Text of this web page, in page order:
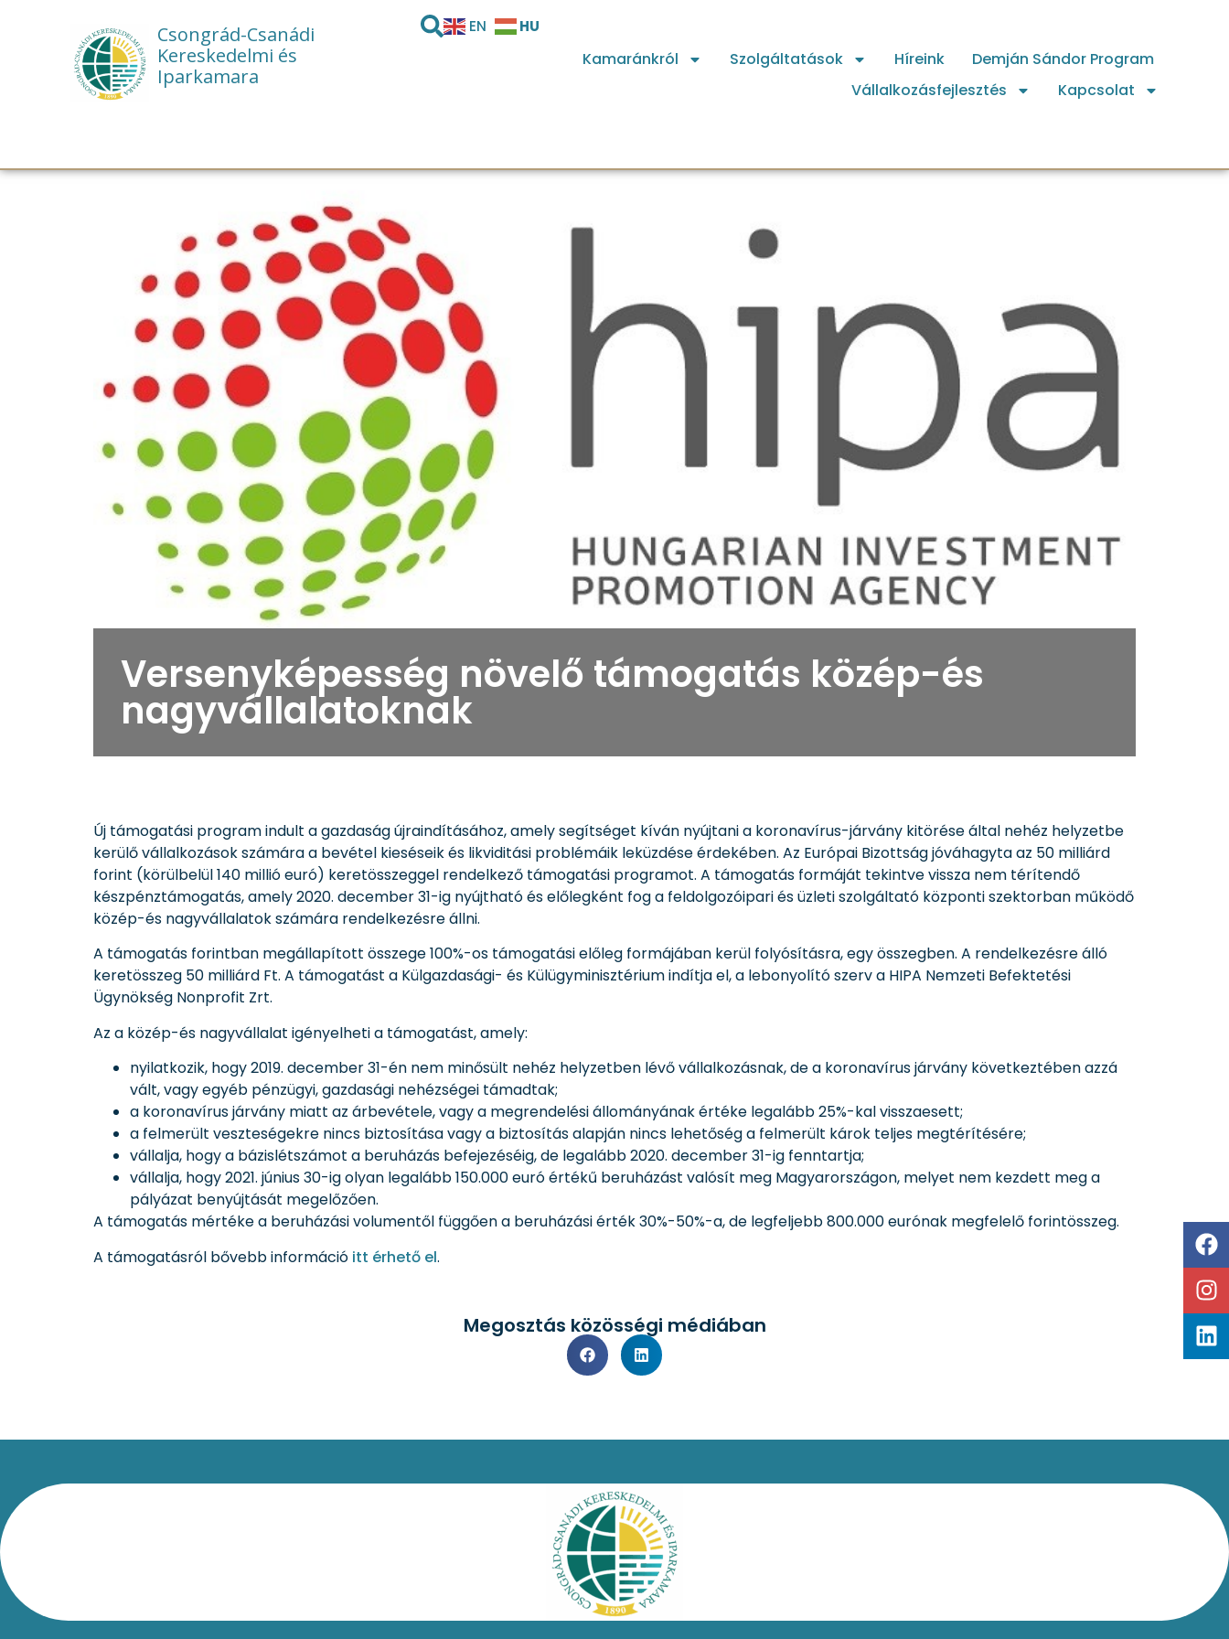
Csongrád-Csanádi
Kereskedelmi és
Iparkamara
EN HU
Kamaránkról Szolgáltatások Híreink
Demján Sándor Program
Vállalkozásfejlesztés
Kapcsolat
Versenyképesség növelő támogatás közép-és
nagyvállalatoknak
Új támogatási program indult a gazdaság újraindításához, amely segítséget kíván nyújtani a koronavírus-járvány kitörése által nehéz helyzetbe
kerülő vállalkozások számára a bevétel kieséseik és likviditási problémáik leküzdése érdekében. Az Európai Bizottság jóváhagyta az 50 milliárd
forint (körülbelül 140 millió euró) keretösszeggel rendelkező támogatási programot. A támogatás formáját tekintve vissza nem térítendő
készpénztámogatás, amely 2020. december 31-ig nyújtható és előlegként fog a feldolgozóipari és üzleti szolgáltató központi szektorban működő
közép-és nagyvállalatok számára rendelkezésre állni.
A támogatás forintban megállapított összege 100%-os támogatási előleg formájában kerül folyósításra, egy összegben. A rendelkezésre álló
keretösszeg 50 milliárd Ft. A támogatást a Külgazdasági- és Külügyminisztérium indítja el, a lebonyolító szerv a HIPA Nemzeti Befektetési
Ügynökség Nonprofit Zrt.
Az a közép-és nagyvállalat igényelheti a támogatást, amely:
nyilatkozik, hogy 2019. december 31-én nem minősült nehéz helyzetben lévő vállalkozásnak, de a koronavírus járvány következtében azzá
vált, vagy egyéb pénzügyi, gazdasági nehézségei támadtak;
a koronavírus járvány miatt az árbevétele, vagy a megrendelési állományának értéke legalább 25%-kal visszaesett;
a felmerült veszteségekre nincs biztosítása vagy a biztosítás alapján nincs lehetőség a felmerült károk teljes megtérítésére;
vállalja, hogy a bázislétszámot a beruházás befejezéséig, de legalább 2020. december 31-ig fenntartja;
vállalja, hogy 2021. június 30-ig olyan legalább 150.000 euró értékű beruházást valósít meg Magyarországon, melyet nem kezdett meg a
pályázat benyújtását megelőzően.
A támogatás mértéke a beruházási volumentől függően a beruházási érték 30%-50%-a, de legfeljebb 800.000 eurónak megfelelő forintösszeg.
A támogatásról bővebb információ itt érhető el.
Megosztás közösségi médiában